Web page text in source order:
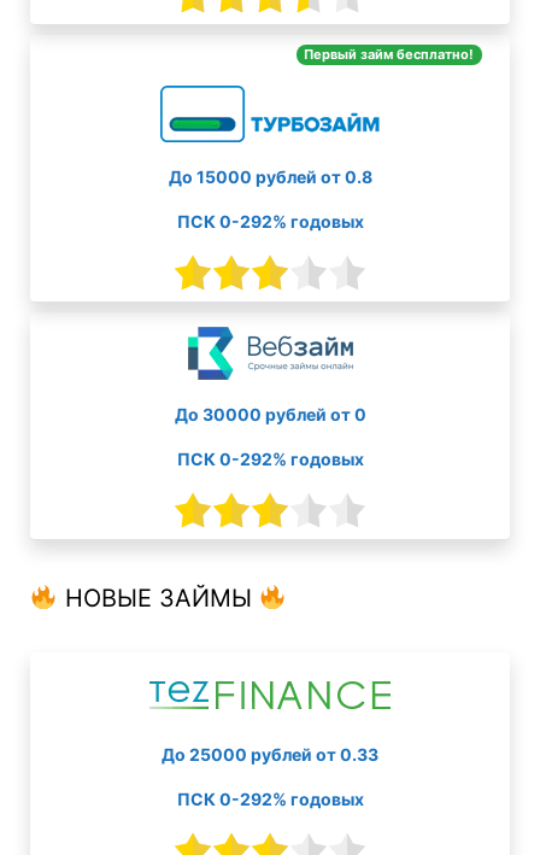
Первый займ бесплатно!
До 15000 рублей от 0.8
ПСК 0-292% годовых
До 30000 рублей от 0
ПСК 0-292% годовых
НОВЫЕ ЗАЙМЫ
До 25000 рублей от 0.33
ПСК 0-292% годовых